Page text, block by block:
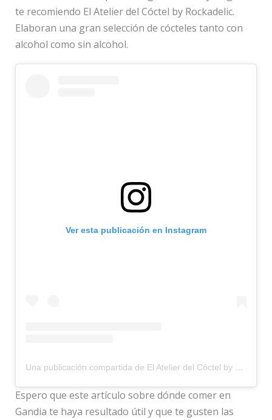
te recomiendo El Atelier del Cóctel by Rockadelic.
Elaboran una gran selección de cócteles tanto con
alcohol como sin alcohol.
Ver esta publicación en Instagram
Una publicación compartida de El Atelier del Cóctel by Rockadelic (@elatelierdelcoctel)
Espero que este artículo sobre dónde comer en
Gandia te haya resultado útil y que te gusten las